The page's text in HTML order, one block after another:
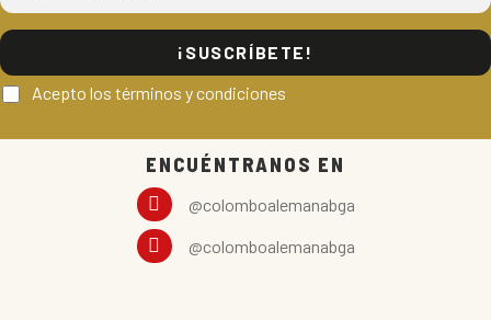
¡SUSCRÍBETE!
Acepto los términos y condiciones
ENCUÉNTRANOS EN
@colomboalemanabga
@colomboalemanabga